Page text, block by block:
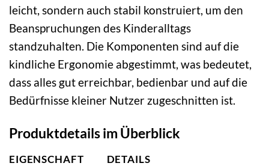
leicht, sondern auch stabil konstruiert, um den
Beanspruchungen des Kinderalltags
standzuhalten. Die Komponenten sind auf die
kindliche Ergonomie abgestimmt, was bedeutet,
dass alles gut erreichbar, bedienbar und auf die
Bedürfnisse kleiner Nutzer zugeschnitten ist.
Produktdetails im Überblick
EIGENSCHAFT
DETAILS